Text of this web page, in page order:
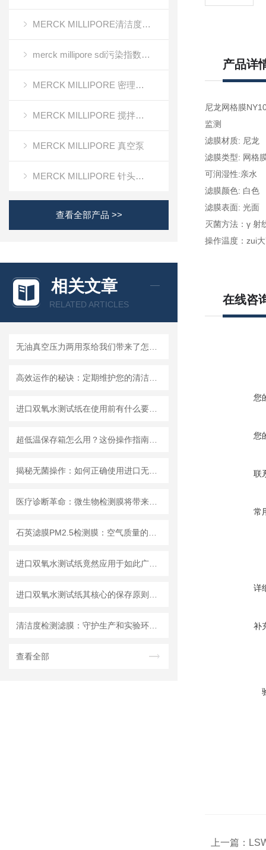
MERCK MILLIPORE清洁度检测专用膜
merck millipore sdi污染指数检测膜
MERCK MILLIPORE 密理博清洁度检测设备
MERCK MILLIPORE 搅拌式超滤装置超滤杯
MERCK MILLIPORE 真空泵
MERCK MILLIPORE 针头滤器针头式滤器
查看全部产品 >>
相关文章
RELATED ARTICLES
查看全部
产品详
尼龙网格膜
监测
滤膜材质: 尼龙
滤膜类型: 网格
可润湿性:亲水
滤膜颜色: 白色
滤膜表面: 光面
灭菌方法：γ 射
操作温度：zui
在线咨
您
您
联
常
详
补
上一篇：